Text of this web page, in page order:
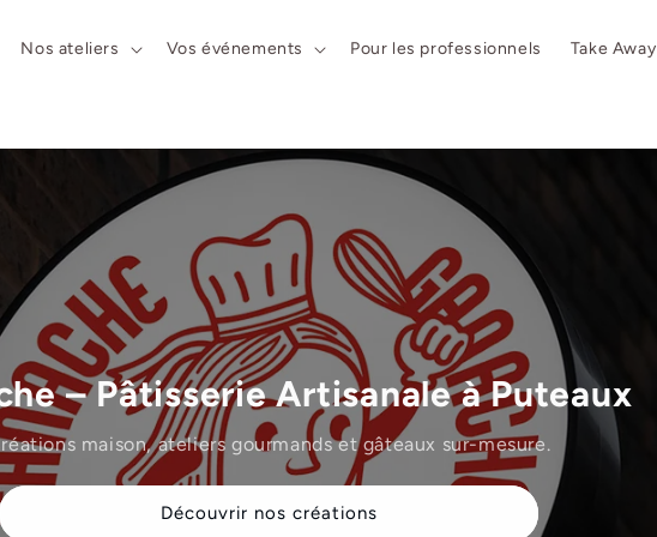
Nos ateliers Vos événements Pour les professionnels Take Away
– Pâtisserie Artisanale à Puteaux
maison, ateliers gourmands et gâteaux sur-mesure.
Découvrir nos créations